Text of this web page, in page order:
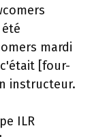
mardi
[four-
instructeur.
ILR